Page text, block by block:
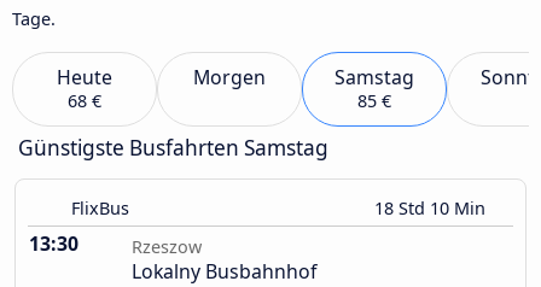
Tage.
Heute
68 €
Morgen Samstag
85 €
Günstigste Busfahrten Samstag
FlixBus 18 Std 10 Min
13:30 Rzeszow
Lokalny Busbahnhof